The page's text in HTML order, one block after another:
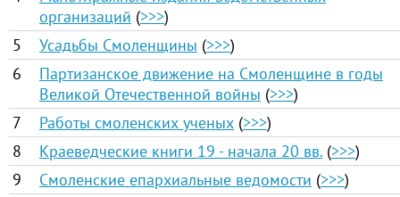
организаций (>>>)
5
Усадьбы Смоленщины (>>>)
6
Партизанское движение на Смоленщине в годы
Великой Отечественной войны (>>>)
7
Работы смоленских ученых (>>>)
8
Краеведческие книги 19 - начала 20 вв. (>>>)
9
Смоленские епархиальные ведомости (>>>)